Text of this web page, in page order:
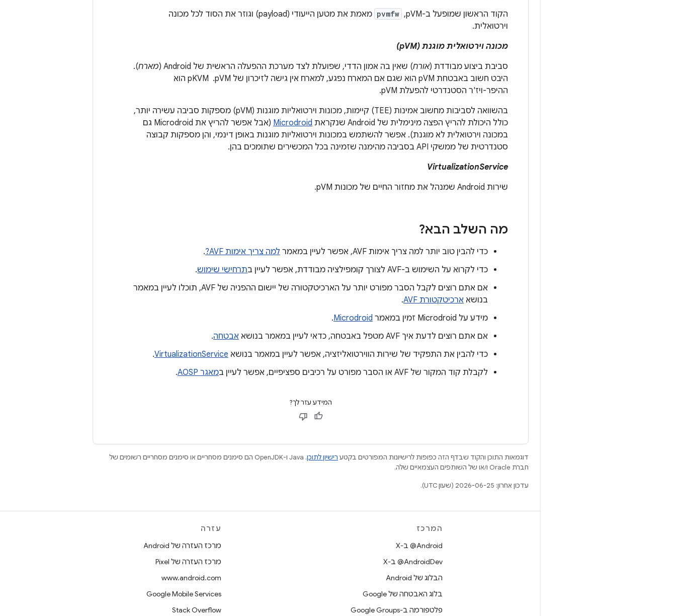
הקוד הראשון שמופעל ב-pVM,
pvmfw
מאמת את מטען הייעודי (payload) וגוזר את הסוד לכל מכונה
וירטואלית.
מכונה וירטואלית מוגנת (pVM)
סביבת ביצוע מבודדת (אורח) שאין בה אמון הדדי, שפועלת לצד מערכת ההפעלה הראשית של Android ( מארח).
היבט חשוב באבטחת pVM הוא שגם אם המארח נפגע, למארח אין גישה לזיכרון של pVM. ‏ pKVM הוא
ההיפר-ויז'ר הסטנדרטי להפעלת pVM.
בהשוואה לסביבות מחשוב אמינות (TEE) קיימות, מכונות וירטואליות מוגנות (pVM) מספקות סביבה עשירה יותר,
כולל היכולת להריץ הפצה מינימלית של Android שנקראת
Microdroid
(אבל אפשר להריץ את Microdroid גם
במכונה וירטואלית לא מוגנת). אפשר להשתמש במכונות וירטואליות מוגנות באופן דינמי, והן מספקות קבוצה
סטנדרטית של ממשקי API בסביבה מהימנה שזמינה בכל המכשירים שתומכים בהן.
VirtualizationService
שירות Android שמנהל את מחזור החיים של מכונות pVM.
מה השלב הבא?
כדי להבין טוב יותר למה צריך אימות AVF, אפשר לעיין במאמר למה צריך אימות AVF?
.
כדי לקרוא על השימוש ב-AVF לצורך קומפילציה מבודדת, אפשר לעיין ב
תרחישי שימוש.
אם אתם רוצים לקבל הסבר מפורט יותר על הארכיטקטורה של יישום ההפניה של AVF, תוכלו לעיין במאמר
בנושא ארכיטקטורת AVF
.
מידע על Microdroid זמין במאמר
Microdroid
.
אם אתם רוצים לדעת איך AVF מטפל באבטחה, כדאי לעיין במאמר בנושא
אבטחה.
כדי להבין את התפקיד של שירות הווירטואליזציה, אפשר לעיין במאמר בנושא VirtualizationService
.
לקבלת קוד המקור של AVF או הסבר מפורט על רכיבים ספציפיים, אפשר לעיין ב
מאגר AOSP .
המידע עזר לך?
דוגמאות התוכן והקוד שבדף הזה כפופות לרישיונות המפורטים בקטע רישיון לתוכן
.‏ Java ו-OpenJDK הם סימנים מסחריים או סימנים מסחריים רשומים של
חברת Oracle ו/או של השותפים העצמאיים שלה.
עדכון אחרון: 2026-06-25 (שעון UTC).
המרכז
‫‎@Android ב-X
‫‎@AndroidDev ב-X
הבלוג של Android
בלוג האבטחה של Google
פלטפורמה ב-Google Groups
עזרה
מרכז העזרה של Android
מרכז העזרה של Pixel
www.android.com
Google Mobile Services
Stack Overflow